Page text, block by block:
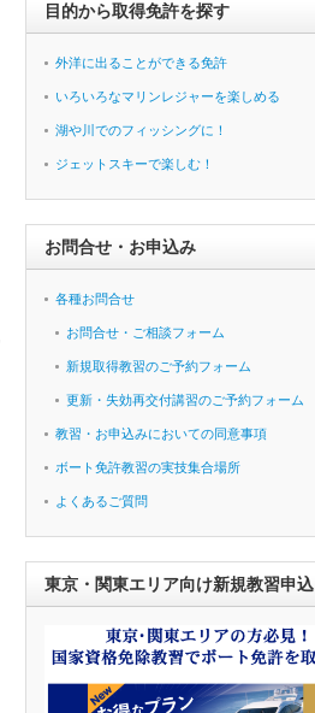
目的から取得免許を探す
外洋に出ることができる免許
いろいろなマリンレジャーを楽しめる
湖や川でのフィッシングに！
ジェットスキーで楽しむ！
お問合せ・お申込み
各種お問合せ
お問合せ・ご相談フォーム
新規取得教習のご予約フォーム
更新・失効再交付講習のご予約フォーム
教習・お申込みにおいての同意事項
ボート免許教習の実技集合場所
よくあるご質問
東京・関東エリア向け新規教習申込